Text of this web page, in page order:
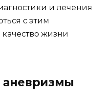
и лечения
с этим
жизни